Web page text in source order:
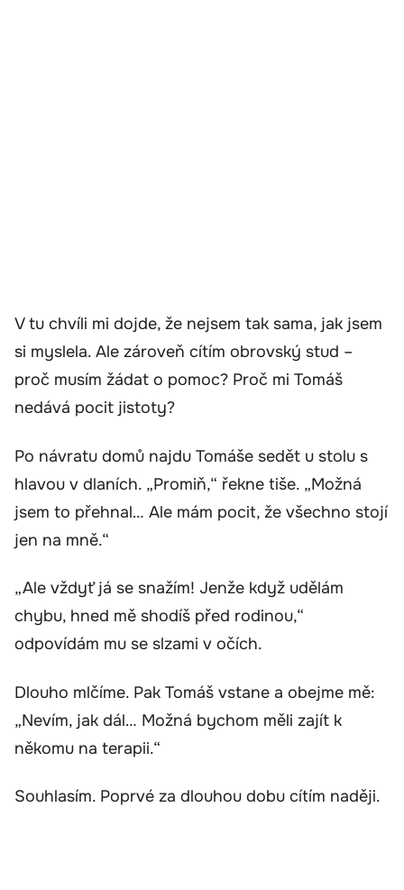
V tu chvíli mi dojde, že nejsem tak sama, jak jsem
si myslela. Ale zároveň cítím obrovský stud –
proč musím žádat o pomoc? Proč mi Tomáš
nedává pocit jistoty?
Po návratu domů najdu Tomáše sedět u stolu s
hlavou v dlaních. „Promiň,“ řekne tiše. „Možná
jsem to přehnal… Ale mám pocit, že všechno stojí
jen na mně.“
„Ale vždyť já se snažím! Jenže když udělám
chybu, hned mě shodíš před rodinou,“
odpovídám mu se slzami v očích.
Dlouho mlčíme. Pak Tomáš vstane a obejme mě:
„Nevím, jak dál… Možná bychom měli zajít k
někomu na terapii.“
Souhlasím. Poprvé za dlouhou dobu cítím naději.